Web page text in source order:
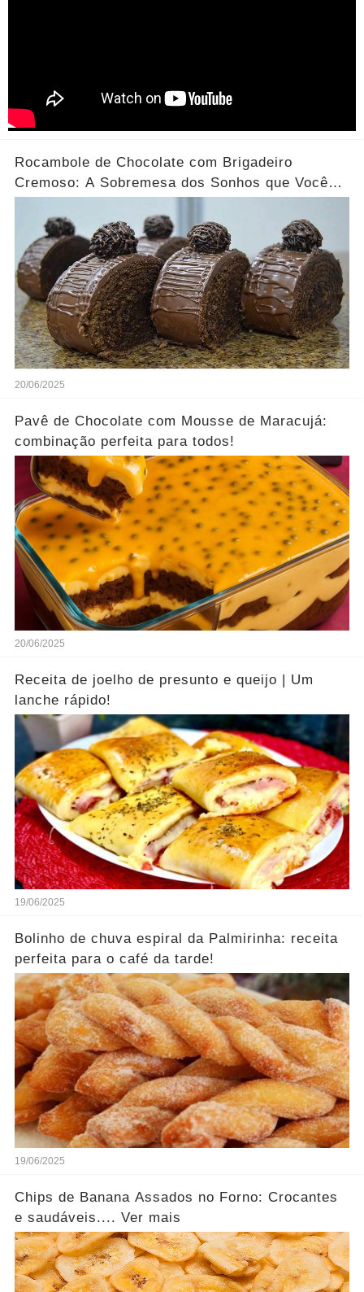
Rocambole de Chocolate com Brigadeiro
Cremoso: A Sobremesa dos Sonhos que Você
20/06/2025
Pavê de Chocolate com Mousse de Maracujá:
combinação perfeita para todos!
20/06/2025
Receita de joelho de presunto e queijo | Um
lanche rápido!
19/06/2025
Bolinho de chuva espiral da Palmirinha: receita
perfeita para o café da tarde!
19/06/2025
Chips de Banana Assados no Forno: Crocantes
e saudáveis.... Ver mais